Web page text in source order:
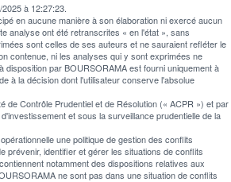
à 12:27:23.
en aucune manière à son élaboration ni exercé aucun
analyse ont été retranscrites « en l'état », sans
sont celles de ses auteurs et ne sauraient refléter le
contenue, ni les analyses qui y sont exprimées ne
par BOURSORAMA est fourni uniquement à
à la décision dont l'utilisateur conserve l'absolue
Contrôle Prudentiel et de Résolution (« ACPR ») et par
et sous la surveillance prudentielle de la
une politique de gestion des conflits
prévenir, identifier et gérer les situations de conflits
notamment des dispositions relatives aux
ne sont pas dans une situation de conflits